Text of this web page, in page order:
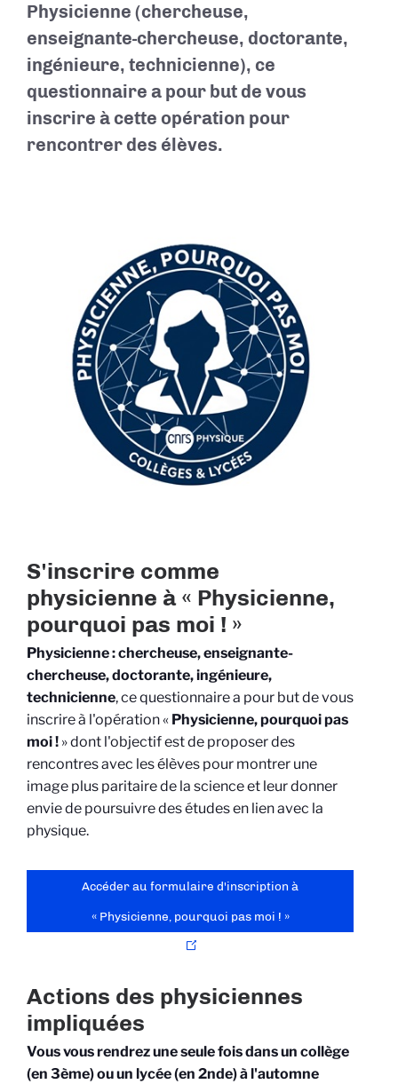
Physicienne (chercheuse,
enseignante-chercheuse, doctorante,
ingénieure, technicienne), ce
questionnaire a pour but de vous
inscrire à cette opération pour
rencontrer des élèves.
S'inscrire comme
physicienne à « Physicienne,
pourquoi pas moi ! »
Physicienne : chercheuse, enseignante-
chercheuse, doctorante, ingénieure,
technicienne, ce questionnaire a pour but de vous
inscrire à l'opération « Physicienne, pourquoi pas
moi ! » dont l'objectif est de proposer des
rencontres avec les élèves pour montrer une
image plus paritaire de la science et leur donner
envie de poursuivre des études en lien avec la
physique.
Accéder au formulaire d'inscription à
« Physicienne, pourquoi pas moi ! »
Actions des physiciennes
impliquées
Vous vous rendrez une seule fois dans un collège
(en 3ème) ou un lycée (en 2nde) à l'automne